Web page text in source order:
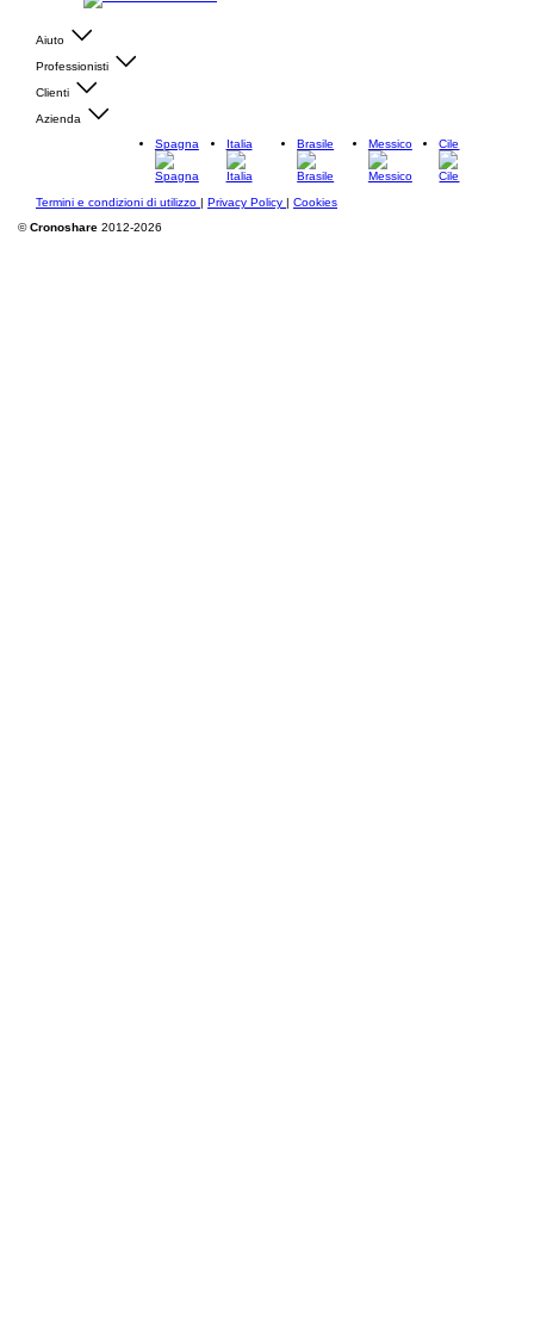
Aiuto
Professionisti
Clienti
Azienda
Spagna
Italia Brasile Messico Cile
Termini e condizioni di utilizzo | Privacy Policy | Cookies
©Cronoshare 2012-2026